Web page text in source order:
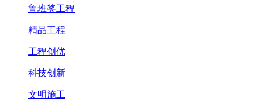
鲁班奖工程
精品工程
工程创优
科技创新
文明施工